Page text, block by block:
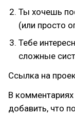
Ты хочешь
(или просто
Тебе
сложные
Ссылка на
В
добавить, что